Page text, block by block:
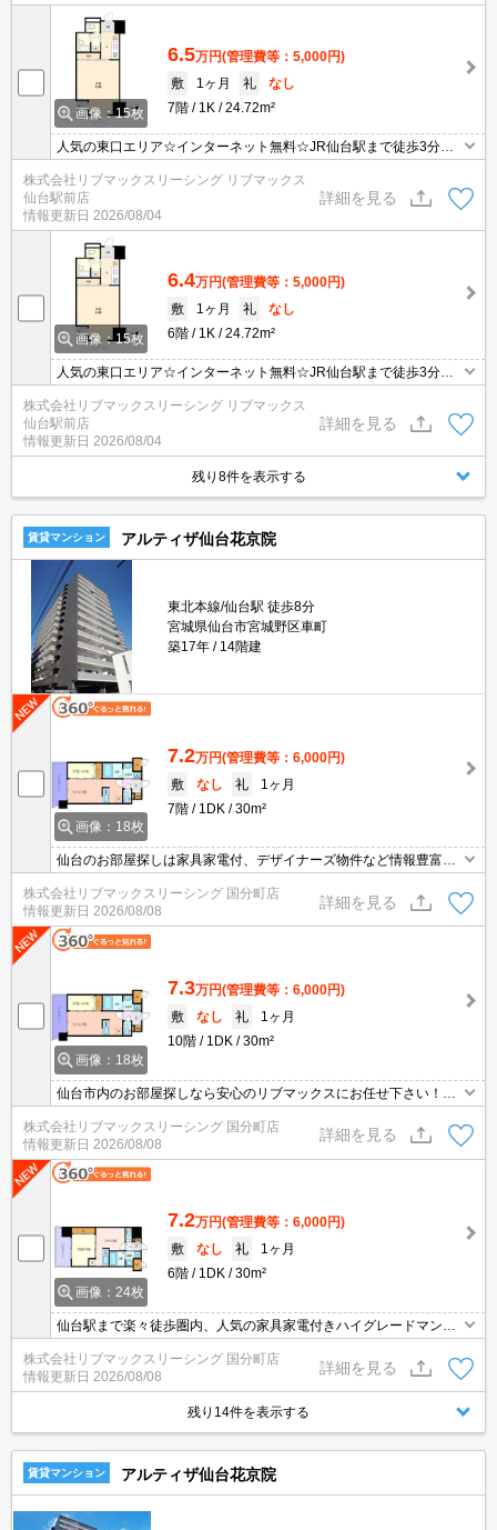
画像：15枚
6.5万円(管理費等：5,000円)
敷
1ヶ月 礼
なし
7階
1K 24.72m²
人気の東口エリア☆インターネット無料☆JR仙台駅まで徒歩3分！
通勤・通学も便利な好立地。お買物施設や飲食店などが多く住環境
良好。IHシステムキッチン・浴室乾燥器など設備付き！経済的なオ
ール電化対応！
株式会社リブマックスリーシング リブマックス
仙台駅前店
情報更新日 2026/08/04
詳細を見る
画像：15枚
6.4万円(管理費等：5,000円)
敷
1ヶ月 礼
なし
6階
1K 24.72m²
人気の東口エリア☆インターネット無料☆JR仙台駅まで徒歩3分！
通勤・通学も便利な好立地。お買物施設や飲食店などが多く住環境
良好。IHシステムキッチン・浴室乾燥器など設備付き！経済的なオ
ール電化対応！
株式会社リブマックスリーシング リブマックス
仙台駅前店
情報更新日 2026/08/04
詳細を見る
残り8件を表示する
賃貸マンション アルティザ仙台花京院
東北本線/仙台駅 徒歩8分
宮城県仙台市宮城野区車町
築17年
14階建
画像：18枚
7.2万円(管理費等：6,000円)
敷
なし 礼
1ヶ月
7階
1DK 30m²
仙台のお部屋探しは家具家電付、デザイナーズ物件など情報豊富な
イプの家具家電付きハイグレードマンションです。浴室乾燥機やシ
ャンプードレッサーなど人気の設備も完備。コンビニやスーパーも
徒歩圏内。初期費用や契約日などお気軽にご相談下さい。
株式会社リブマックスリーシング 国分町店
情報更新日 2026/08/08
詳細を見る
画像：18枚
7.3万円(管理費等：6,000円)
敷
なし 礼
1ヶ月
10階
1DK 30m²
仙台市内のお部屋探しなら安心のリブマックスにお任せ下さい！初
期費用や契約の事など何でもご相談下さい。仙台駅まで楽々徒歩圏
内、人気の家具家電付きハイグレードマンションに空きが出まし
た。１Kでは物足りない方にオススメの１DKタイプ。単身赴任の方
や出張の多い方にオススメの立地です。セキュリティー面も安心。
株式会社リブマックスリーシング 国分町店
情報更新日 2026/08/08
詳細を見る
画像：24枚
7.2万円(管理費等：6,000円)
敷
なし 礼
1ヶ月
6階
1DK 30m²
仙台駅まで楽々徒歩圏内、人気の家具家電付きハイグレードマンシ
ョンに空きが出ました。１Kでは物足りない方にオススメの１DKタ
イプ。単身赴任の方や出張の多い方にオススメの立地です。セキュ
リティー面も安心。
株式会社リブマックスリーシング 国分町店
情報更新日 2026/08/08
詳細を見る
残り14件を表示する
賃貸マンション アルティザ仙台花京院